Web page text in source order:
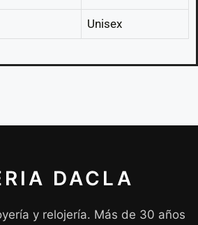
Unisex
DACLA
y relojería. Más de 30 años